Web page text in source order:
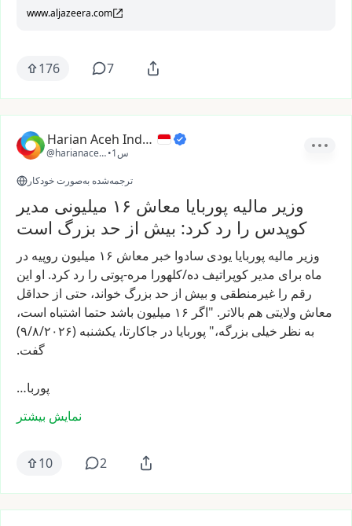
www.aljazeera.com
176 7
Harian Aceh Indonesia
@harianacehindonesia
• 1س
ترجمه‌شده به‌صورت خودکار
وزیر مالیه پوربایا معاش ۱۶ میلیونی مدیر
کوپدس را رد کرد: بیش از حد بزرگ است
وزیر مالیه پوربایا یودی سادوا خبر معاش ۱۶ میلیون روپیه در
ماه برای مدیر کوپراتیف ده/کلهورا مره-پوتی را رد کرد. او این
رقم را غیرمنطقی و بیش از حد بزرگ خواند، حتی از حداقل
معاش ولایتی هم بالاتر. "اگر ۱۶ میلیون باشد حتما اشتباه است،
به نظر خیلی بزرگه،" پوربایا در جاکارتا، یکشنبه (۹/۸/۲۰۲۶)
گفت.
پوربا…
نمایش بیشتر
10 2